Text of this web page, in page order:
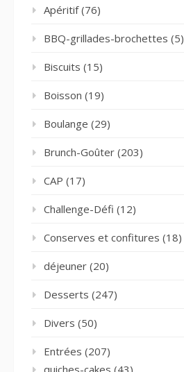
Apéritif(76)
BBQ-grillades-brochettes (5)
Biscuits (15)
Boisson (19)
Boulange (29)
Brunch-Goûter (203)
CAP (17)
Challenge-Défi (12)
Conserves et confitures (18)
déjeuner (20)
Desserts (247)
Divers (50)
Entrées (207)
quiches-cakes (43)